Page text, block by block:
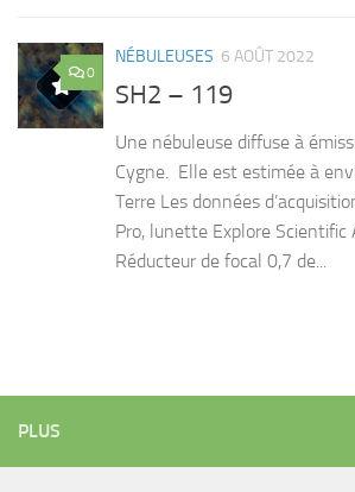
0
NÉBULEUSES 6 AOÛT 2022
SH2 – 119
Une nébuleuse diffuse à
Cygne. Elle est estimée à
Terre Les données
Pro, lunette Explore
Réducteur de focal 0,7 de...
PLUS